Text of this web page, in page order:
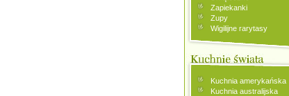
Zapiekanki
Zupy
Wigilijne rarytasy
Kuchnia amerykańska
Kuchnia australijska